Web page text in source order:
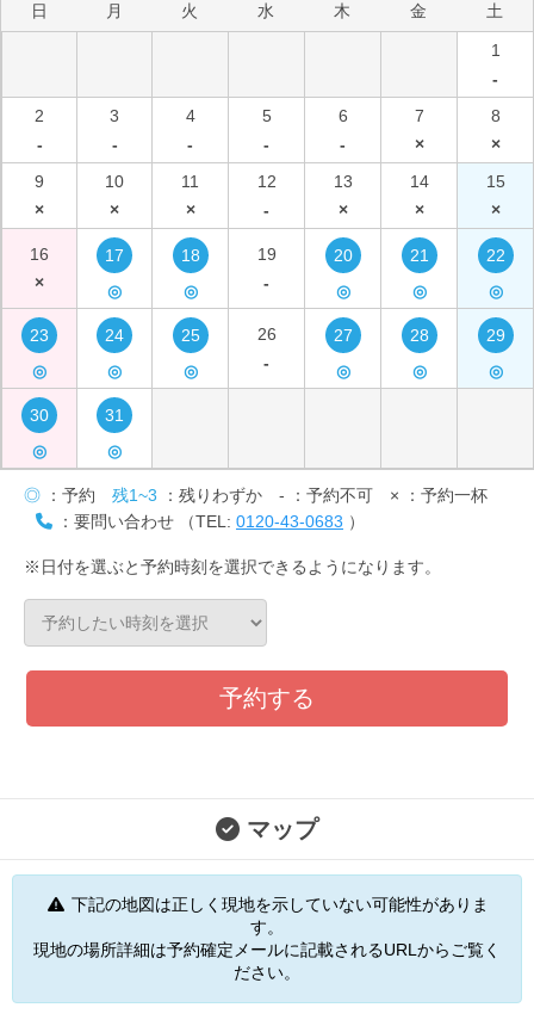
日 月 火 水 木 金 土
1
-
2
-
3
-
4
-
5
-
6
-
7
×
8
×
9
×
10
×
11
×
12
-
13
×
14
×
15
×
16
×
17
◎
18
◎
19
-
20
◎
21
◎
22
◎
23
◎
24
◎
25
◎
26
-
27
◎
28
◎
29
◎
30
◎
31
◎
◎ ：予約 残1~3 ：残りわずか - ：予約不可 × ：予約一杯
：要問い合わせ （TEL: 0120-43-0683 ）
※日付を選ぶと予約時刻を選択できるようになります。
予約する
マップ
下記の地図は正しく現地を示していない可能性がありま
す。
現地の場所詳細は予約確定メールに記載されるURLからご覧く
ださい。